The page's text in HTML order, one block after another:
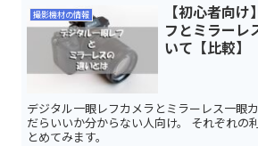
撮影機材の情報
【初心者向
フとミラーレ
いて【比較】
デジタル一眼レフカメラとミラーレス一眼
だらいいか分からない人向け。 それぞれの
とめてみます。